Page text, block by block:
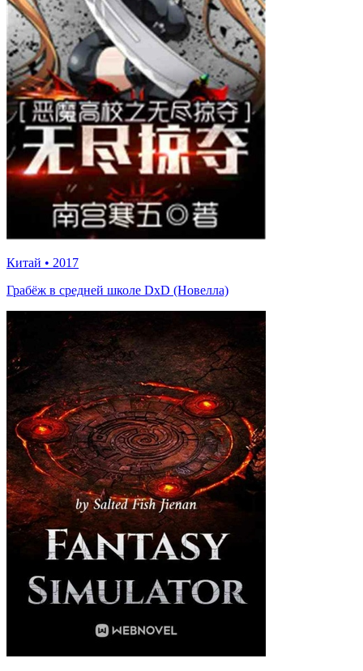
Китай • 2017
Грабёж в средней школе DxD (Новелла)